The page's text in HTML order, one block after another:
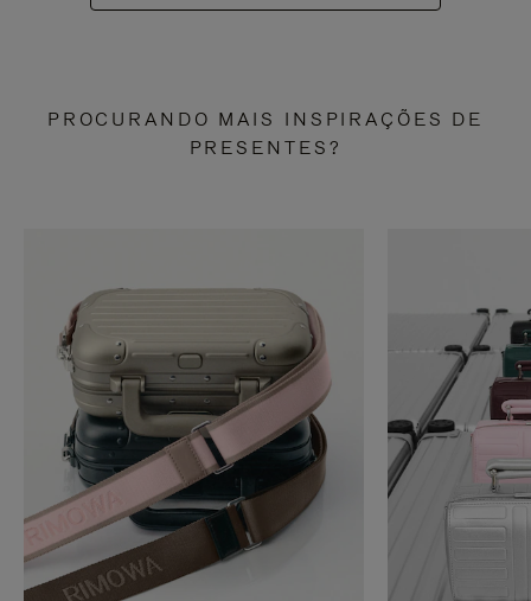
PROCURANDO MAIS INSPIRAÇÕES DE
PRESENTES?